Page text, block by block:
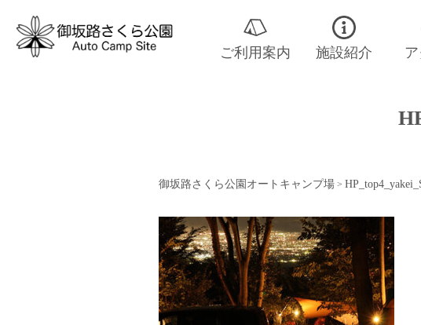
ご利用案内 施設紹介
御坂路さくら公園オートキャンプ場>